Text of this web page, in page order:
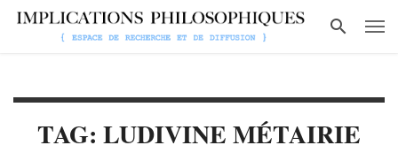
TAG: LUDIVINE MÉTAIRIE